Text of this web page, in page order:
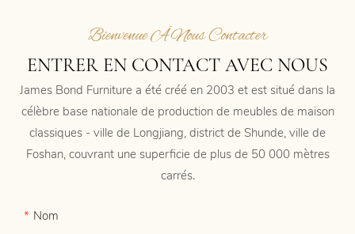
Bienvenue À Nous Contacter
ENTRER EN CONTACT AVEC NOUS
James Bond Furniture a été créé en 2003 et est situé dans la
célèbre base nationale de production de meubles de maison
classiques - ville de Longjiang, district de Shunde, ville de
Foshan, couvrant une superficie de plus de 50 000 mètres
carrés.
Nom